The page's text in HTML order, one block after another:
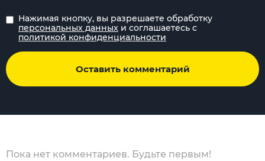
Нажимая кнопку, вы разрешаете обработку
персональных данных и соглашаетесь с
политикой конфиденциальности
Оставить комментарий
Пока нет комментариев. Будьте первым!